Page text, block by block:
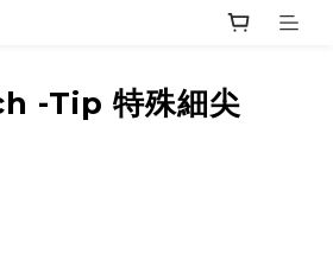
-Tip 特殊細尖